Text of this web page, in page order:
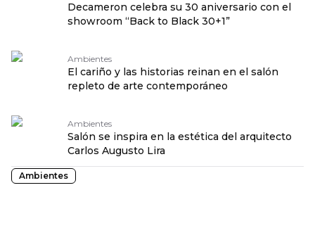
Decameron celebra su 30 aniversario con el
showroom “Back to Black 30+1”
Ambientes
El cariño y las historias reinan en el salón
repleto de arte contemporáneo
Ambientes
Salón se inspira en la estética del arquitecto
Carlos Augusto Lira
Ambientes